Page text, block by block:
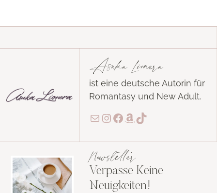
Asuka Lionera
ist eine deutsche Autorin für
Romantasy und New Adult.
E-MailInstagram
Facebook
Amazon
TikTok
Newsletter
Verpasse Keine
Neuigkeiten!